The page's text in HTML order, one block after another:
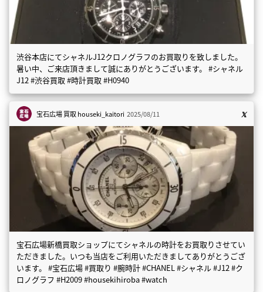
渋谷本店にてシャネルJ12クロノグラフのお買取りを致しました。
暑い中、ご来店頂きまして誠にありがとうございます。 #シャネル
J12 #渋谷買取 #時計買取 #H0940
宝石広場 買取houseki_kaitori 2025/08/11
宝石広場新橋買取ショップにてシャネルの時計をお買取りさせてい
ただきました。いつも当店をご利用いただきましてありがとうござ
います。 #宝石広場 #買取り #腕時計 #CHANEL #シャネル #J12 #ク
ロノグラフ #H2009 #housekihiroba #watch